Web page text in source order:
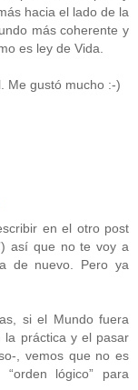
hacia el lado de la
más coherente y
es ley de Vida.
Me gustó mucho :-)
en el otro post
así que no te voy a
de nuevo. Pero ya
si el Mundo fuera
la práctica y el pasar
, vemos que no es
lógico” para